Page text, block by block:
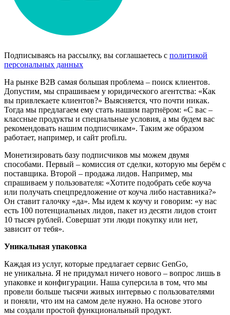
Подписываясь на рассылку, вы соглашаетесь с политикой
персональных данных
На рынке B2B самая большая проблема – поиск клиентов.
Допустим, мы спрашиваем у юридического агентства: «Как
вы привлекаете клиентов?» Выясняется, что почти никак.
Тогда мы предлагаем ему стать нашим партнёром: «С вас –
классные продукты и специальные условия, а мы будем вас
рекомендовать нашим подписчикам». Таким же образом
работает, например, и сайт profi.ru.
Монетизировать базу подписчиков мы можем двумя
способами. Первый – комиссия от сделки, которую мы берём с
поставщика. Второй – продажа лидов. Например, мы
спрашиваем у пользователя: «Хотите подобрать себе коуча
или получать спецпредложение от коуча либо наставника?»
Он ставит галочку «да». Мы идем к коучу и говорим: «у нас
есть 100 потенциальных лидов, пакет из десяти лидов стоит
10 тысяч рублей. Совершат эти люди покупку или нет,
зависит от тебя».
Уникальная упаковка
Каждая из услуг, которые предлагает сервис GenGo,
не уникальна. Я не придумал ничего нового – вопрос лишь в
упаковке и конфигурации. Наша суперсила в том, что мы
провели больше тысячи живых интервью с пользователями
и поняли, что им на самом деле нужно. На основе этого
мы создали простой функциональный продукт.